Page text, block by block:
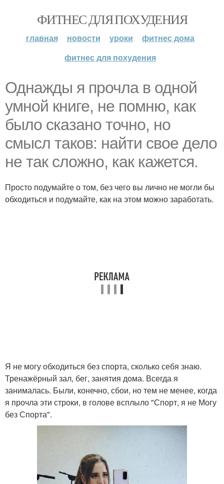
ФИТНЕС ДЛЯ ПОХУДЕНИЯ
главная новости уроки
фитнес дома
фитнес для похудения
Однажды я прочла в одной
умной книге, не помню, как
было сказано точно, но
смысл таков: найти свое дело
не так сложно, как кажется.
Просто подумайте о том, без чего вы лично не могли бы
обходиться и подумайте, как на этом можно заработать.
Я не могу обходиться без спорта, сколько себя знаю.
Тренажёрный зал, бег, занятия дома. Всегда я
занималась. Были, конечно, сбои, но тем не менее, когда
я прочла эти строки, в голове всплыло "Спорт, я не Могу
без Спорта".